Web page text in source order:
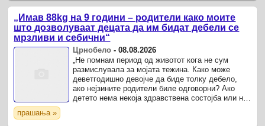
„Имав 88kg на 9 години – родители како моите
што дозволуваат децата да им бидат дебели се
мрзливи и себични“
Црнобело -08.08.2026
„Не помнам период од животот кога не сум
размислувала за мојата тежина. Како може
деветгодишно девојче да биде толку дебело,
ако нејзините родители биле одговорни? Ако
детето нема некоја здравствена состојба или не
прашања »